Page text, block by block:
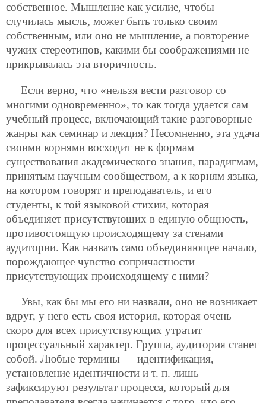
собственное. Мышление как усилие, чтобы
случилась мысль, может быть только своим
собственным, или оно не мышление, а повторение
чужих стереотипов, какими бы соображениями не
прикрывалась эта вторичность.
Если верно, что «нельзя вести разговор со
многими одновременно», то как тогда удается сам
учебный процесс, включающий такие разговорные
жанры как семинар и лекция? Несомненно, эта удача
своими корнями восходит не к формам
существования академического знания, парадигмам,
принятым научным сообществом, а к корням языка,
на котором говорят и преподаватель, и его
студенты, к той языковой стихии, которая
объединяет присутствующих в единую общность,
противостоящую происходящему за стенами
аудитории. Как назвать само объединяющее начало,
порождающее чувство сопричастности
присутствующих происходящему с ними?
Увы, как бы мы его ни назвали, оно не возникает
вдруг, у него есть своя история, которая очень
скоро для всех присутствующих утратит
процессуальный характер. Группа, аудитория станет
собой. Любые термины — идентификация,
установление идентичности и т. п. лишь
зафиксируют результат процесса, который для